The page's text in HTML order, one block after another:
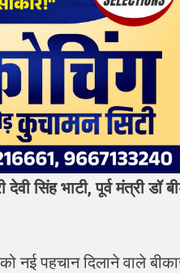
देवी सिंह भाटी, पूर्व मंत्री
नई पहचान दिलाने वाले